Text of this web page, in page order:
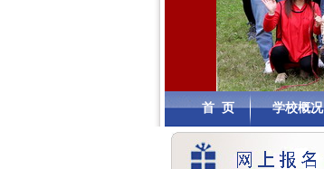
首 页 学校概况